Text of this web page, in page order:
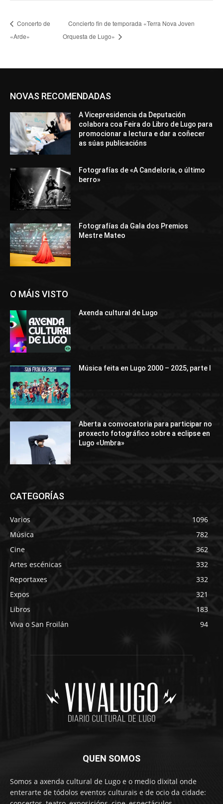
Concerto de
«Arde»
Concierto fin de temporada «Terra Nova Joven
Orquesta de Lugo»
NOVAS RECOMENDADAS
A Vicepresidencia da Deputación
colabora coa Feira do Libro de Lugo para
promocionar a lectura e dar a coñecer
as súas publicacións
Fotografías de «A Candeloria, o último
berro»
Fotografías da Gala dos Premios
Mestre Mateo
O MÁIS VISTO
Axenda cultural de Lugo
Música feita en Lugo 2000 – 2025, parte I
Aberta a convocatoria para participar no
proxecto fotográfico sobre a eclipse en
Lugo «Umbra»
CATEGORÍAS
Varios
1096
Música
782
Cine
362
Artes escénicas
332
Reportaxes
332
Expos
321
Libros
183
Viva o San Froilán
94
QUEN SOMOS
Somos a axenda cultural de Lugo e o medio dixital onde
enterarte de tódolos eventos culturais e de ocio da cidade: